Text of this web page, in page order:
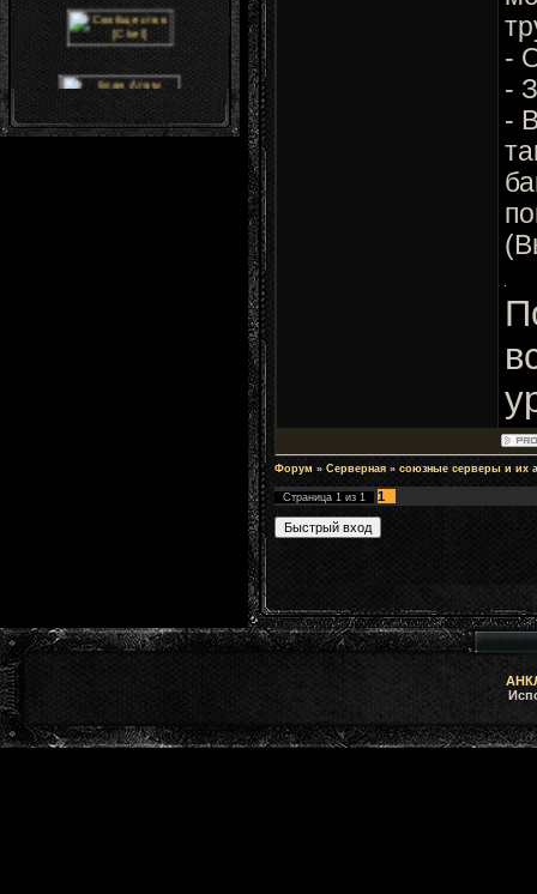
-
-
-
Форум » Серверная » союзные серверы и их
Страница 1 из 1 1